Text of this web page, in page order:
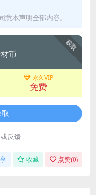
本声明全部内容。
获取
币
永久VIP
免费
反馈
收藏 点赞(0)